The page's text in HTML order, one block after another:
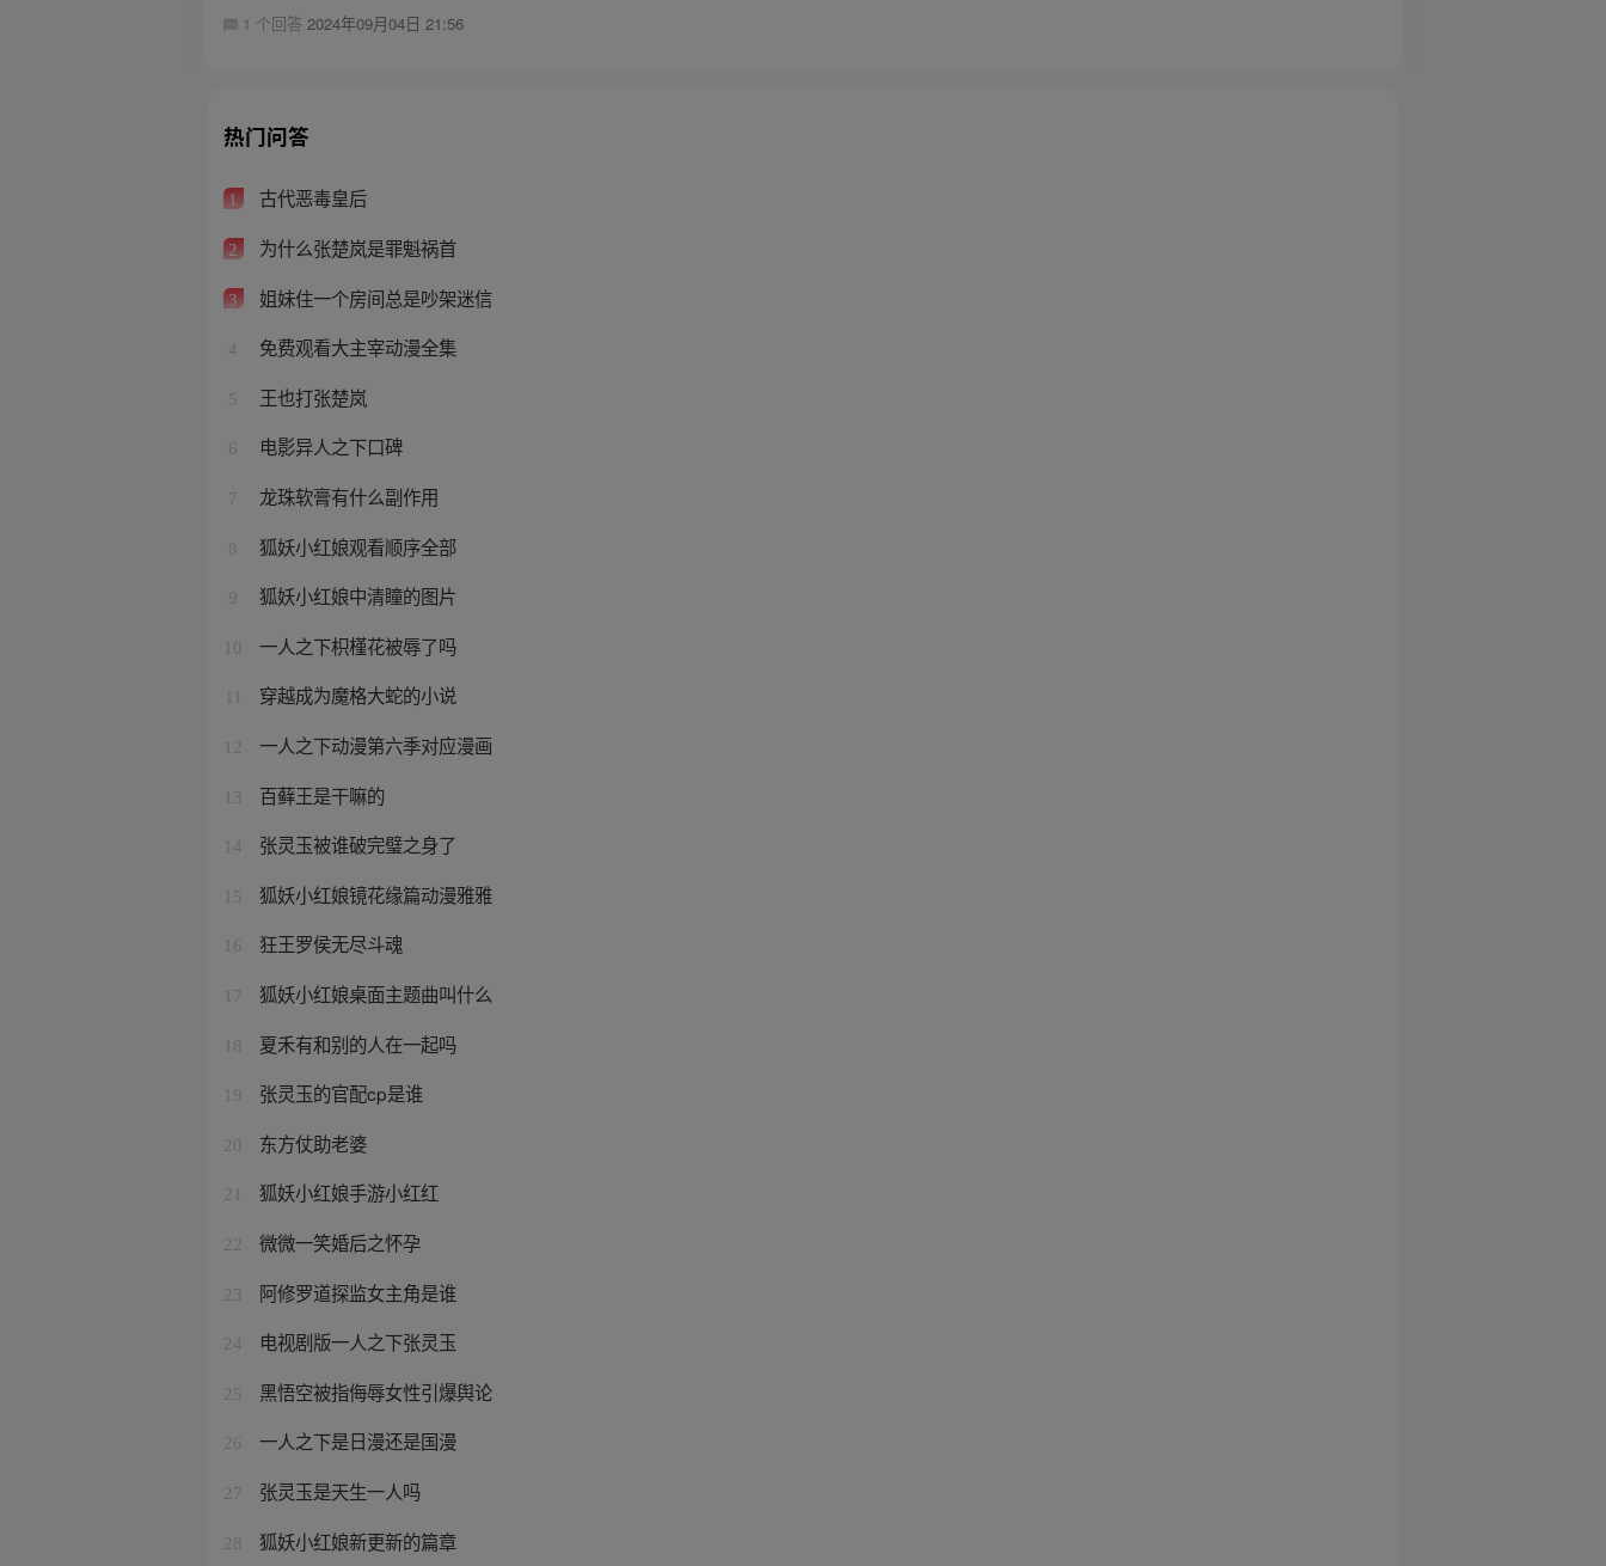
1 个回答2024年09月04日 21:56
热门问答
1 古代恶毒皇后
2 为什么张楚岚是罪魁祸首
3 姐妹住一个房间总是吵架迷信
4 免费观看大主宰动漫全集
5 王也打张楚岚
6 电影异人之下口碑
7 龙珠软膏有什么副作用
8 狐妖小红娘观看顺序全部
9 狐妖小红娘中清瞳的图片
10 一人之下枳槿花被辱了吗
穿越成为魔格大蛇的小说
12 一人之下动漫第六季对应漫画
13 百藓王是干嘛的
14 张灵玉被谁破完璧之身了
15 狐妖小红娘镜花缘篇动漫雅雅
16 狂王罗侯无尽斗魂
17 狐妖小红娘桌面主题曲叫什么
18 夏禾有和别的人在一起吗
19 张灵玉的官配cp是谁
20 东方仗助老婆
21 狐妖小红娘手游小红红
22 微微一笑婚后之怀孕
23 阿修罗道探监女主角是谁
24 电视剧版一人之下张灵玉
25 黑悟空被指侮辱女性引爆舆论
26 一人之下是日漫还是国漫
27 张灵玉是天生一人吗
28 狐妖小红娘新更新的篇章